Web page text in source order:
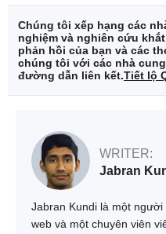
Chúng tôi xếp hạng các
nghiệm và nghiên cứu
phản hồi của bạn và các
chúng tôi với các nhà
đường dẫn liên kết.Tiết lộ
WRITER:
Jabran
Jabran Kundi là một
web và một chuyên viên